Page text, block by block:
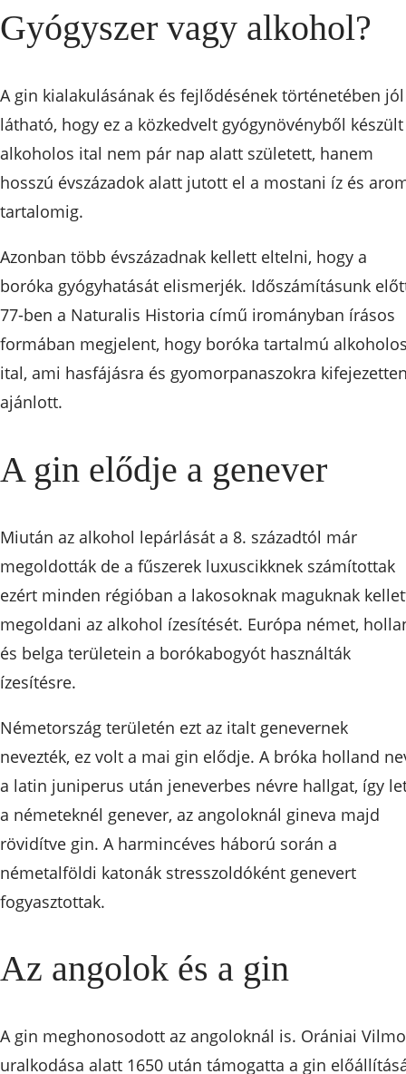
Gyógyszer vagy alkohol?
A gin kialakulásának és fejlődésének történetében jól
látható, hogy ez a közkedvelt gyógynövényből készült
alkoholos ital nem pár nap alatt született, hanem
hosszú évszázadok alatt jutott el a mostani íz és
tartalomig.
Azonban több évszázadnak kellett eltelni, hogy a
boróka gyógyhatását elismerjék. Időszámításunk
77-ben a Naturalis Historia című irományban írásos
formában megjelent, hogy boróka tartalmú
ital, ami hasfájásra és gyomorpanaszokra
ajánlott.
A gin elődje a genever
Miután az alkohol lepárlását a 8. századtól már
megoldották de a fűszerek luxuscikknek számítottak
ezért minden régióban a lakosoknak maguknak
megoldani az alkohol ízesítését. Európa német,
és belga területein a borókabogyót használták
ízesítésre.
Németország területén ezt az italt genevernek
nevezték, ez volt a mai gin elődje. A bróka holland
a latin juniperus után jeneverbes névre hallgat, így
a németeknél genever, az angoloknál gineva majd
rövidítve gin. A harmincéves háború során a
németalföldi katonák stresszoldóként genevert
fogyasztottak.
Az angolok és a gin
A gin meghonosodott az angoloknál is. Orániai
uralkodása alatt 1650 után támogatta a gin